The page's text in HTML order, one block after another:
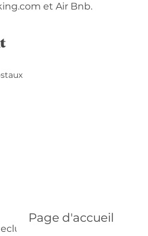
Page d'accueil
et Air Bnb.
24100 Bergerac